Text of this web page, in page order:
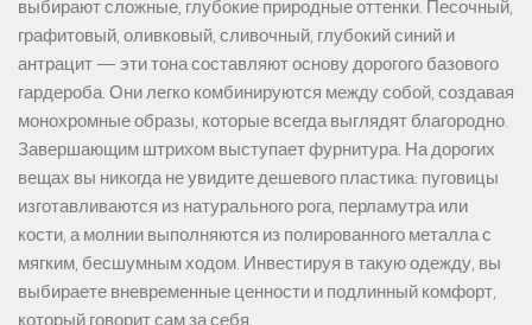
выбирают сложные, глубокие природные оттенки. Песочный,
графитовый, оливковый, сливочный, глубокий синий и
антрацит — эти тона составляют основу дорогого базового
гардероба. Они легко комбинируются между собой, создавая
монохромные образы, которые всегда выглядят благородно.
Завершающим штрихом выступает фурнитура. На дорогих
вещах вы никогда не увидите дешевого пластика: пуговицы
изготавливаются из натурального рога, перламутра или
кости, а молнии выполняются из полированного металла с
мягким, бесшумным ходом. Инвестируя в такую одежду, вы
выбираете вневременные ценности и подлинный комфорт,
который говорит сам за себя.